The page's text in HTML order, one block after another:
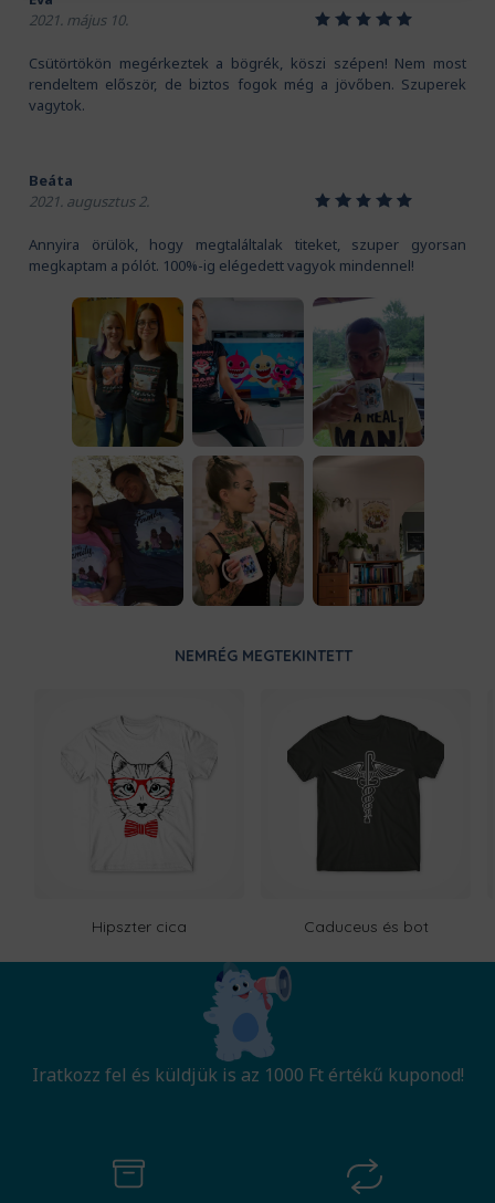
2021. május 10.
12345
Csütörtökön megérkeztek a bögrék, köszi szépen! Nem most
rendeltem először, de biztos fogok még a jövőben. Szuperek
vagytok.
Beáta
2021. augusztus 2.
12345
Annyira örülök, hogy megtaláltalak titeket, szuper gyorsan
megkaptam a pólót. 100%-ig elégedett vagyok mindennel!
NEMRÉG MEGTEKINTETT
Hipszter cica Caduceus és bot
Iratkozz fel és küldjük is az 1000 Ft értékű kuponod!